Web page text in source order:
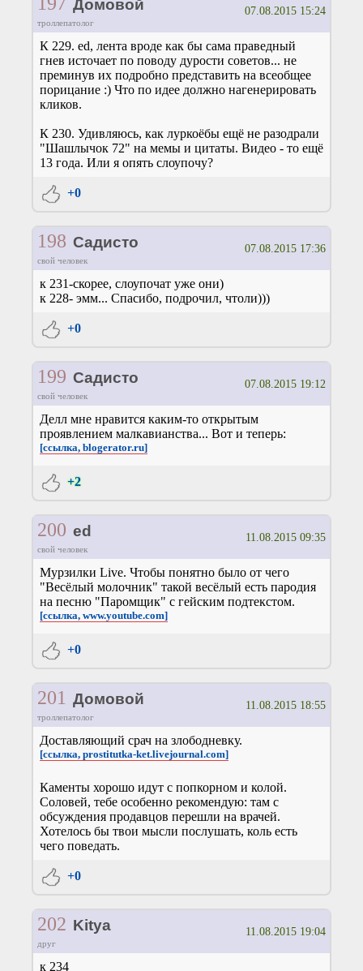
Домовой
троллепатолог
07.08.2015 15:24
К 229. ed, лента вроде как бы сама праведный
гнев источает по поводу дурости советов... не
преминув их подробно представить на всеобщее
порицание :) Что по идее должно нагенерировать
кликов.
К 230. Удивляюсь, как луркоёбы ещё не разодрали
"Шашлычок 72" на мемы и цитаты. Видео - то ещё
13 года. Или я опять слоупочу?
+0
198 Садисто
свой человек
07.08.2015 17:36
к 231-скорее, слоупочат уже они)
к 228- эмм... Спасибо, подрочил, чтоли)))
+0
199 Садисто
свой человек
07.08.2015 19:12
Делл мне нравится каким-то открытым
проявлением малкавианства... Вот и теперь:
[ссылка, blogerator.ru]
+2
200 ed
свой человек
11.08.2015 09:35
Мурзилки Live. Чтобы понятно было от чего
"Весёлый молочник" такой весёлый есть пародия
на песню "Паромщик" с гейским подтекстом.
[ссылка, www.youtube.com]
+0
201 Домовой
троллепатолог
11.08.2015 18:55
Доставляющий срач на злободневку.
[ссылка, prostitutka-ket.livejournal.com]
Каменты хорошо идут с попкорном и колой.
Соловей, тебе особенно рекомендую: там с
обсуждения продавцов перешли на врачей.
Хотелось бы твои мысли послушать, коль есть
чего поведать.
+0
202 Kitya
друг
11.08.2015 19:04
к 234